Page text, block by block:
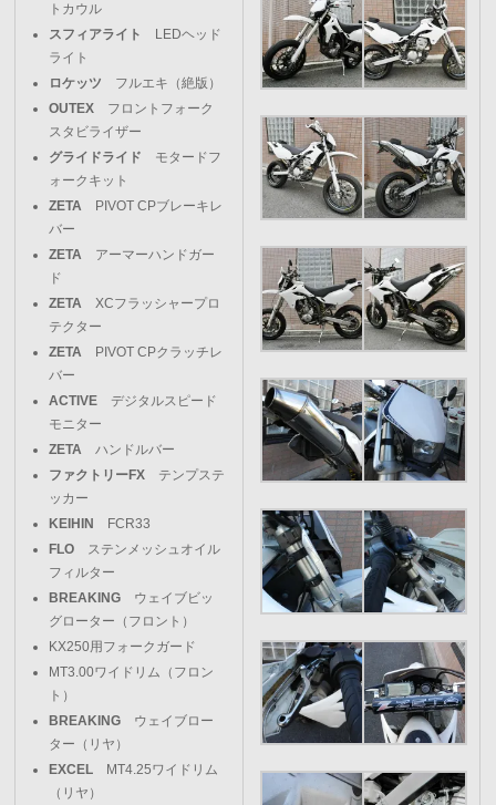
トカウル
スフィアライト
LEDヘッド
ライト
ロケッツ フルエキ（絶版）
OUTEX フロントフォーク
スタビライザー
グライドライド モタードフ
ォークキット
ZETA
PIVOT CPブレーキレ
バー
ZETA アーマーハンドガー
ド
ZETA
XCフラッシャープロ
テクター
ZETA
PIVOT CPクラッチレ
バー
ACTIVE デジタルスピード
モニター
ZETAハンドルバー
ファクトリーFX テンプステ
ッカー
KEIHIN
FCR33
FLO ステンメッシュオイル
フィルター
BREAKING ウェイブビッ
グローター（フロント）
KX250用フォークガード
MT3.00ワイドリム（フロン
ト）
BREAKING ウェイブロー
ター（リヤ）
EXCEL
MT4.25ワイドリム
（リヤ）